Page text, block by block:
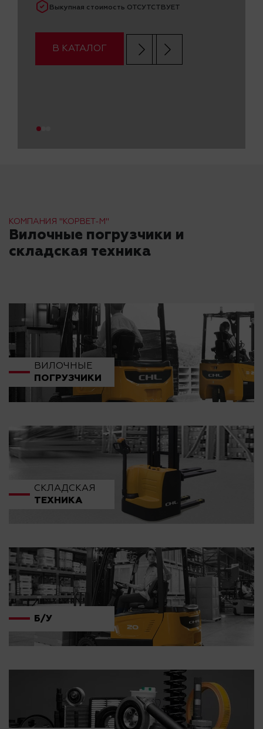
Выкупная стоимость ОТСУТСТВУЕТ
В КАТАЛОГ
КОМПАНИЯ "КОРВЕТ-М"
Вилочные погрузчики и
складская техника
ВИЛОЧНЫЕ
ПОГРУЗЧИКИ
СКЛАДСКАЯ
ТЕХНИКА
Б/У